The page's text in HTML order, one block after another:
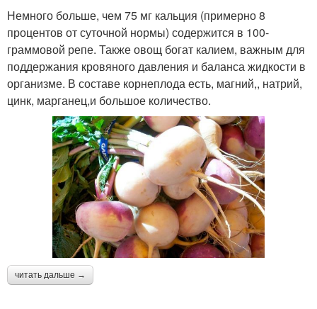
Немного больше, чем 75 мг кальция (примерно 8
процентов от суточной нормы) содержится в 100-
граммовой репе. Также овощ богат калием, важным для
поддержания кровяного давления и баланса жидкости в
организме. В составе корнеплода есть, магний,, натрий,
цинк, марганец,и большое количество.
читать дальше →